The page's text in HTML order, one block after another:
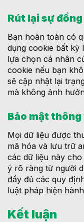
Rút lại sự
Bạn hoàn toàn có
dụng cookie bất kỳ
lựa chọn cá nhân
cookie nếu bạn
sẽ cập nhật lại
mà không ảnh
Bảo mật
Mọi dữ liệu được
mã hóa và lưu trữ
các dữ liệu này
ý rõ ràng từ người
đầy đủ các quy
luật pháp hiện
Kết luận